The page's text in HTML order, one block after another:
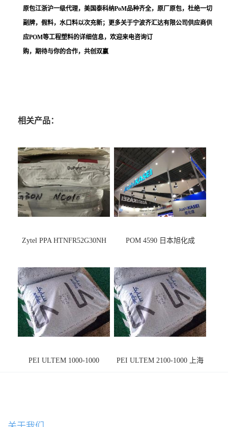
原包江浙沪一级代理，美国泰科纳PoM品种齐全，原厂原包，杜绝一切
副牌，假料，水口料以次充新；更多关于宁波齐汇达有限公司供应商供
应POM等工程塑料的详细信息，欢迎来电咨询订
购，期待与你的合作，共创双赢
相关产品：
Zytel PPA HTNFR52G30NH POM 4590 日本旭化成
PEI ULTEM 1000-1000
PEI ULTEM 2100-1000 上海